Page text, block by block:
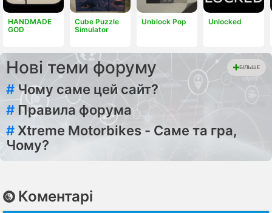
HANDMADE
GOD
Cube Puzzle
Simulator
Unblock Pop Unlocked
Нові теми форуму БІЛЬШЕ
# Чому саме цей сайт?
# Правила форума
# Xtreme Motorbikes - Саме та гра,
Чому?
Коментарі